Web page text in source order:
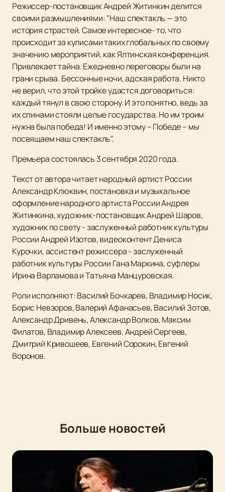
Режиссер-постановщик Андрей Житинкин делится
своими размышлениями: "Наш спектакль — это
история страстей. Самое интересное- то, что
происходит за кулисами таких глобальных по своему
значению мероприятий, как Ялтинская конференция.
Привлекает тайна. Ежедневно переговоры были на
грани срыва. Бессонные ночи, адская работа. Никто
не верил, что этой тройке удастся договориться:
каждый тянул в свою сторону. И это понятно, ведь за
их спинами стояли целые государства. Но им троим
нужна была победа! И именно этому – Победе – мы
посвящаем наш спектакль".
Премьера состоялась 3 сентября 2020 года.
Текст от автора читает народный артист России
Александр Клюквин, постановка и музыкальное
оформление народного артиста России Андрея
Житинкина, художник-постановщик Андрей Шаров,
художник по свету - заслуженный работник культуры
России Андрей Изотов, видеоконтент Дениса
Курочки, ассистент режиссера - заслуженный
работник культуры России Гана Маркина, суфлеры
Ирина Варламова и Татьяна Манцуровская.
Роли исполняют: Василий Бочкарев, Владимир Носик,
Борис Невзоров, Валерий Афанасьев, Василий Зотов,
Александр Дривень, Александр Волков, Максим
Филатов, Владимир Алексеев, Андрей Сергеев,
Дмитрий Кривошеев, Евгений Сорокин, Евгений
Воронов.
Больше новостей